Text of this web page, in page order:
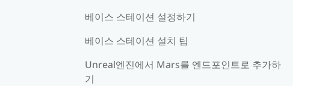
베이스 스테이션 설정하기
베이스 스테이션 설치 팁
Unreal엔진에서 Mars를 엔드포인트로 추가하
기